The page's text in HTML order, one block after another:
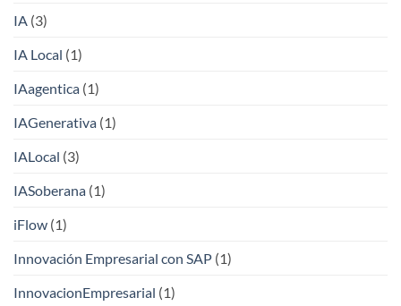
IA (3)
IA Local (1)
IAagentica (1)
IAGenerativa (1)
IALocal (3)
IASoberana (1)
iFlow (1)
Innovación Empresarial con SAP (1)
InnovacionEmpresarial (1)